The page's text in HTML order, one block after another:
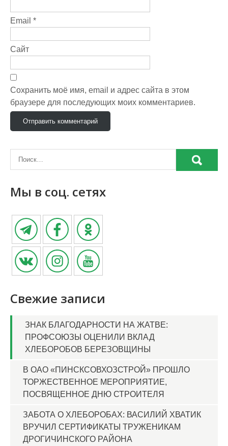
Email *
Сайт
Сохранить моё имя, email и адрес сайта в этом
браузере для последующих моих комментариев.
Мы в соц. сетях
Свежие записи
ЗНАК БЛАГОДАРНОСТИ НА ЖАТВЕ:
ПРОФСОЮЗЫ ОЦЕНИЛИ ВКЛАД
ХЛЕБОРОБОВ БЕРЕЗОВЩИНЫ
В ОАО «ПИНСКСОВХОЗСТРОЙ» ПРОШЛО
ТОРЖЕСТВЕННОЕ МЕРОПРИЯТИЕ,
ПОСВЯЩЕННОЕ ДНЮ СТРОИТЕЛЯ
ЗАБОТА О ХЛЕБОРОБАХ: ВАСИЛИЙ ХВАТИК
ВРУЧИЛ СЕРТИФИКАТЫ ТРУЖЕНИКАМ
ДРОГИЧИНСКОГО РАЙОНА